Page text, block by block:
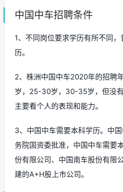
中国中车招聘条件
1、不同岗位要求学历有所不同
历。
2、株洲中国中车2020年的招聘
岁，25-30岁，30-35岁，但没有
主要看个人的表现和能力。
3、中国中车需要本科学历。中
务院国资委批准，中国中车需要
份有限公司、中国南车股份有限
建的A+H股上市公司。